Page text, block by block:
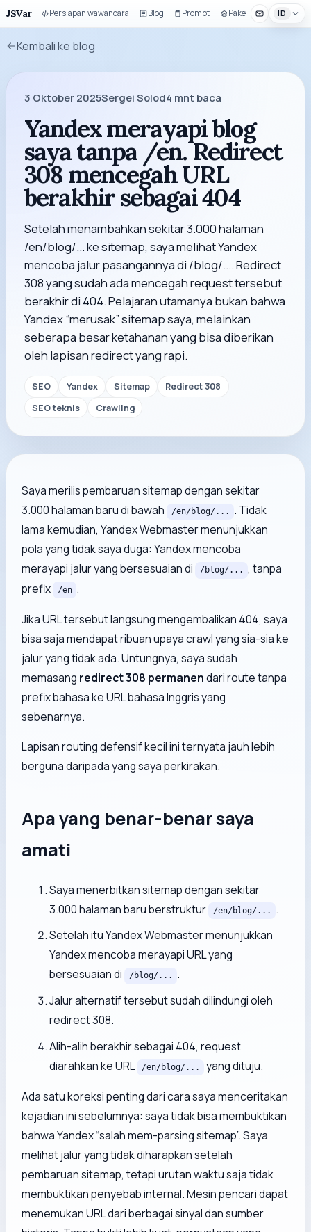
JSVar Persiapan wawancara Blog Prompt Paket UI ID
Kembali ke blog
3 Oktober 2025Sergei Solod4 mnt baca
Yandex merayapi blog
saya tanpa /en. Redirect
308 mencegah URL
berakhir sebagai 404
Setelah menambahkan sekitar 3.000 halaman
/en/blog/... ke sitemap, saya melihat Yandex
mencoba jalur pasangannya di /blog/.... Redirect
308 yang sudah ada mencegah request tersebut
berakhir di 404. Pelajaran utamanya bukan bahwa
Yandex “merusak” sitemap saya, melainkan
seberapa besar ketahanan yang bisa diberikan
oleh lapisan redirect yang rapi.
SEO Yandex Sitemap
Redirect 308
SEO teknis
Crawling
Saya merilis pembaruan sitemap dengan sekitar
3.000 halaman baru di bawah
/en/blog/...
. Tidak
lama kemudian, Yandex Webmaster menunjukkan
pola yang tidak saya duga: Yandex mencoba
merayapi jalur yang bersesuaian di
/blog/... , tanpa
prefix
/en .
Jika URL tersebut langsung mengembalikan 404, saya
bisa saja mendapat ribuan upaya crawl yang sia-sia ke
jalur yang tidak ada. Untungnya, saya sudah
memasang redirect 308 permanendari route tanpa
prefix bahasa ke URL bahasa Inggris yang
sebenarnya.
Lapisan routing defensif kecil ini ternyata jauh lebih
berguna daripada yang saya perkirakan.
Apa yang benar-benar saya
amati
Saya menerbitkan sitemap dengan sekitar
3.000 halaman baru berstruktur
/en/blog/...
.
Setelah itu Yandex Webmaster menunjukkan
Yandex mencoba merayapi URL yang
bersesuaian di
/blog/...
.
Jalur alternatif tersebut sudah dilindungi oleh
redirect 308.
Alih-alih berakhir sebagai 404, request
diarahkan ke URL
/en/blog/...
yang dituju.
Ada satu koreksi penting dari cara saya menceritakan
kejadian ini sebelumnya: saya tidak bisa membuktikan
bahwa Yandex “salah mem-parsing sitemap”. Saya
melihat jalur yang tidak diharapkan setelah
pembaruan sitemap, tetapi urutan waktu saja tidak
membuktikan penyebab internal. Mesin pencari dapat
menemukan URL dari berbagai sinyal dan sumber